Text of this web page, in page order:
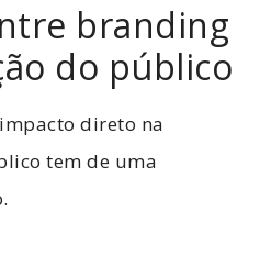
branding
do público
direto na
tem de uma